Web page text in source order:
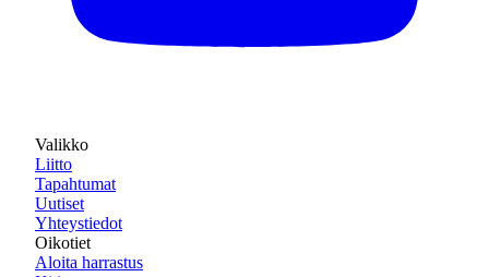
Valikko
Liitto
Tapahtumat
Uutiset
Yhteystiedot
Oikotiet
Aloita harrastus